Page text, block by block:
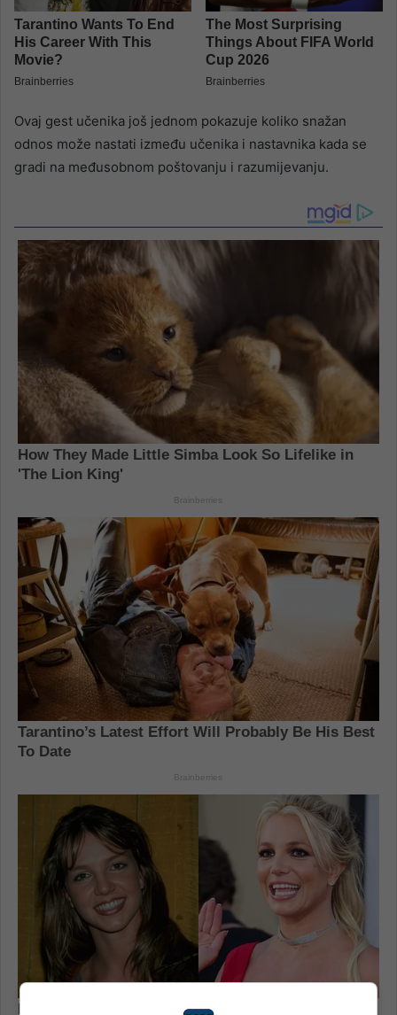
Ovaj gest učenika još jednom pokazuje koliko snažan
odnos može nastati između učenika i nastavnika kada se
gradi na međusobnom poštovanju i razumijevanju.